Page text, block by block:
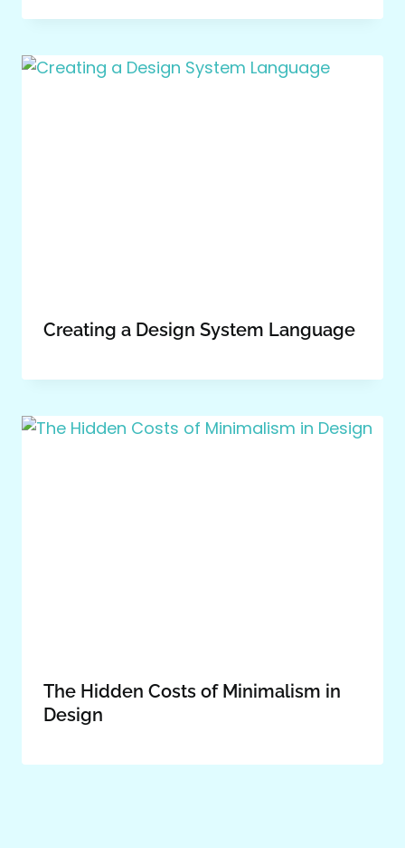
Creating a Design System Language
The Hidden Costs of Minimalism in
Design